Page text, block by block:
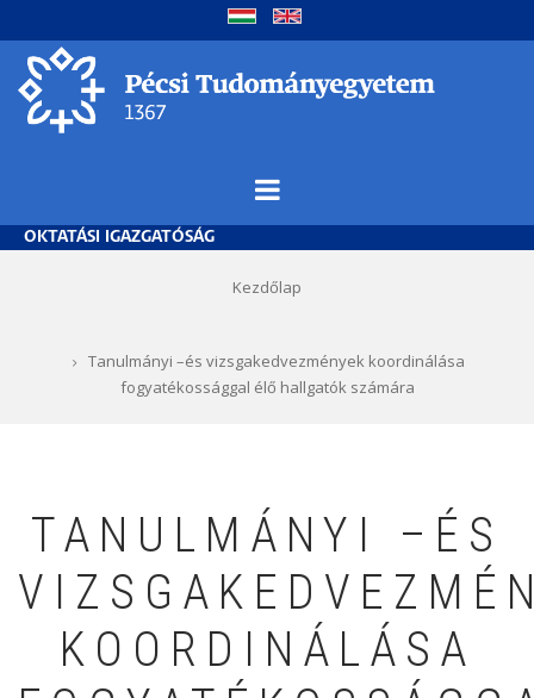
a
tartalomra
OKTATÁSI IGAZGATÓSÁG
Kezdőlap
Tanulmányi –és vizsgakedvezmények koordinálása
fogyatékossággal élő hallgatók számára
TANULMÁNYI –ÉS
KOORDINÁLÁSA